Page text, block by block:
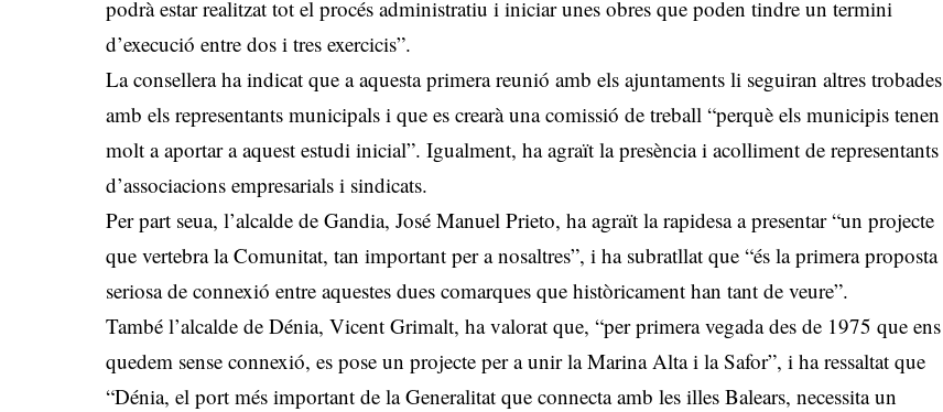
podrà estar realitzat tot el procés administratiu i iniciar unes obres que poden tindre un termini
d’execució entre dos i tres exercicis”.
La consellera ha indicat que a aquesta primera reunió amb els ajuntaments li seguiran altres trobades
amb els representants municipals i que es crearà una comissió de treball “perquè els municipis tenen
molt a aportar a aquest estudi inicial”. Igualment, ha agraït la presència i acolliment de representants
d’associacions empresarials i sindicats.
Per part seua, l’alcalde de Gandia, José Manuel Prieto, ha agraït la rapidesa a presentar “un projecte
que vertebra la Comunitat, tan important per a nosaltres”, i ha subratllat que “és la primera proposta
seriosa de connexió entre aquestes dues comarques que històricament han tant de veure”.
També l’alcalde de Dénia, Vicent Grimalt, ha valorat que, “per primera vegada des de 1975 que ens
quedem sense connexió, es pose un projecte per a unir la Marina Alta i la Safor”, i ha ressaltat que
“Dénia, el port més important de la Generalitat que connecta amb les illes Balears, necessita un